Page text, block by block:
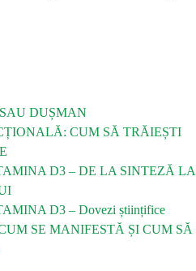
DUȘMAN
CUM SĂ TRĂIEȘTI
D3 – DE LA SINTEZĂ LA
D3 – Dovezi științifice
SE MANIFESTĂ ȘI CUM SĂ